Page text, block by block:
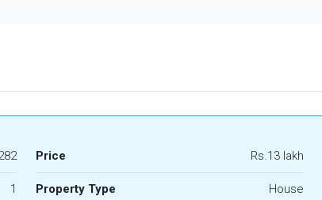
Price Rs.13 lakh
1 Property Type House